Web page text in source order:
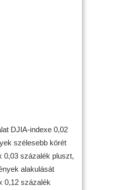
DJIA-indexe 0,02
szélesebb körét
0,03 százalék pluszt,
alakulását
0,12 százalék